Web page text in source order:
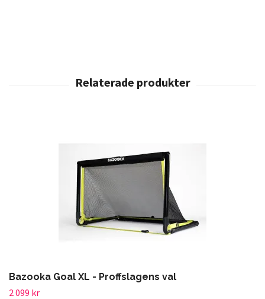
Bazooka Goal XL - Proffslagens val
2 099 kr